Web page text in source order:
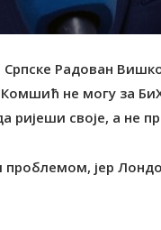
Радован
не могу за
ријеши своје, а не
јер